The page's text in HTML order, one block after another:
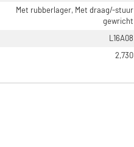
Met rubberlager, Met draag/-stuur
gewricht
L16A08
2,730